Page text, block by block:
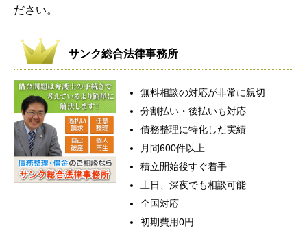
ださい。
サンク総合法律事務所
無料相談の対応が非常に親切
分割払い・後払いも対応
債務整理に特化した実績
月間600件以上
積立開始後すぐ着手
土日、深夜でも相談可能
全国対応
初期費用0円